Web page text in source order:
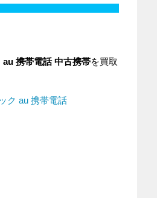
au 携帯電話中古携帯を買取